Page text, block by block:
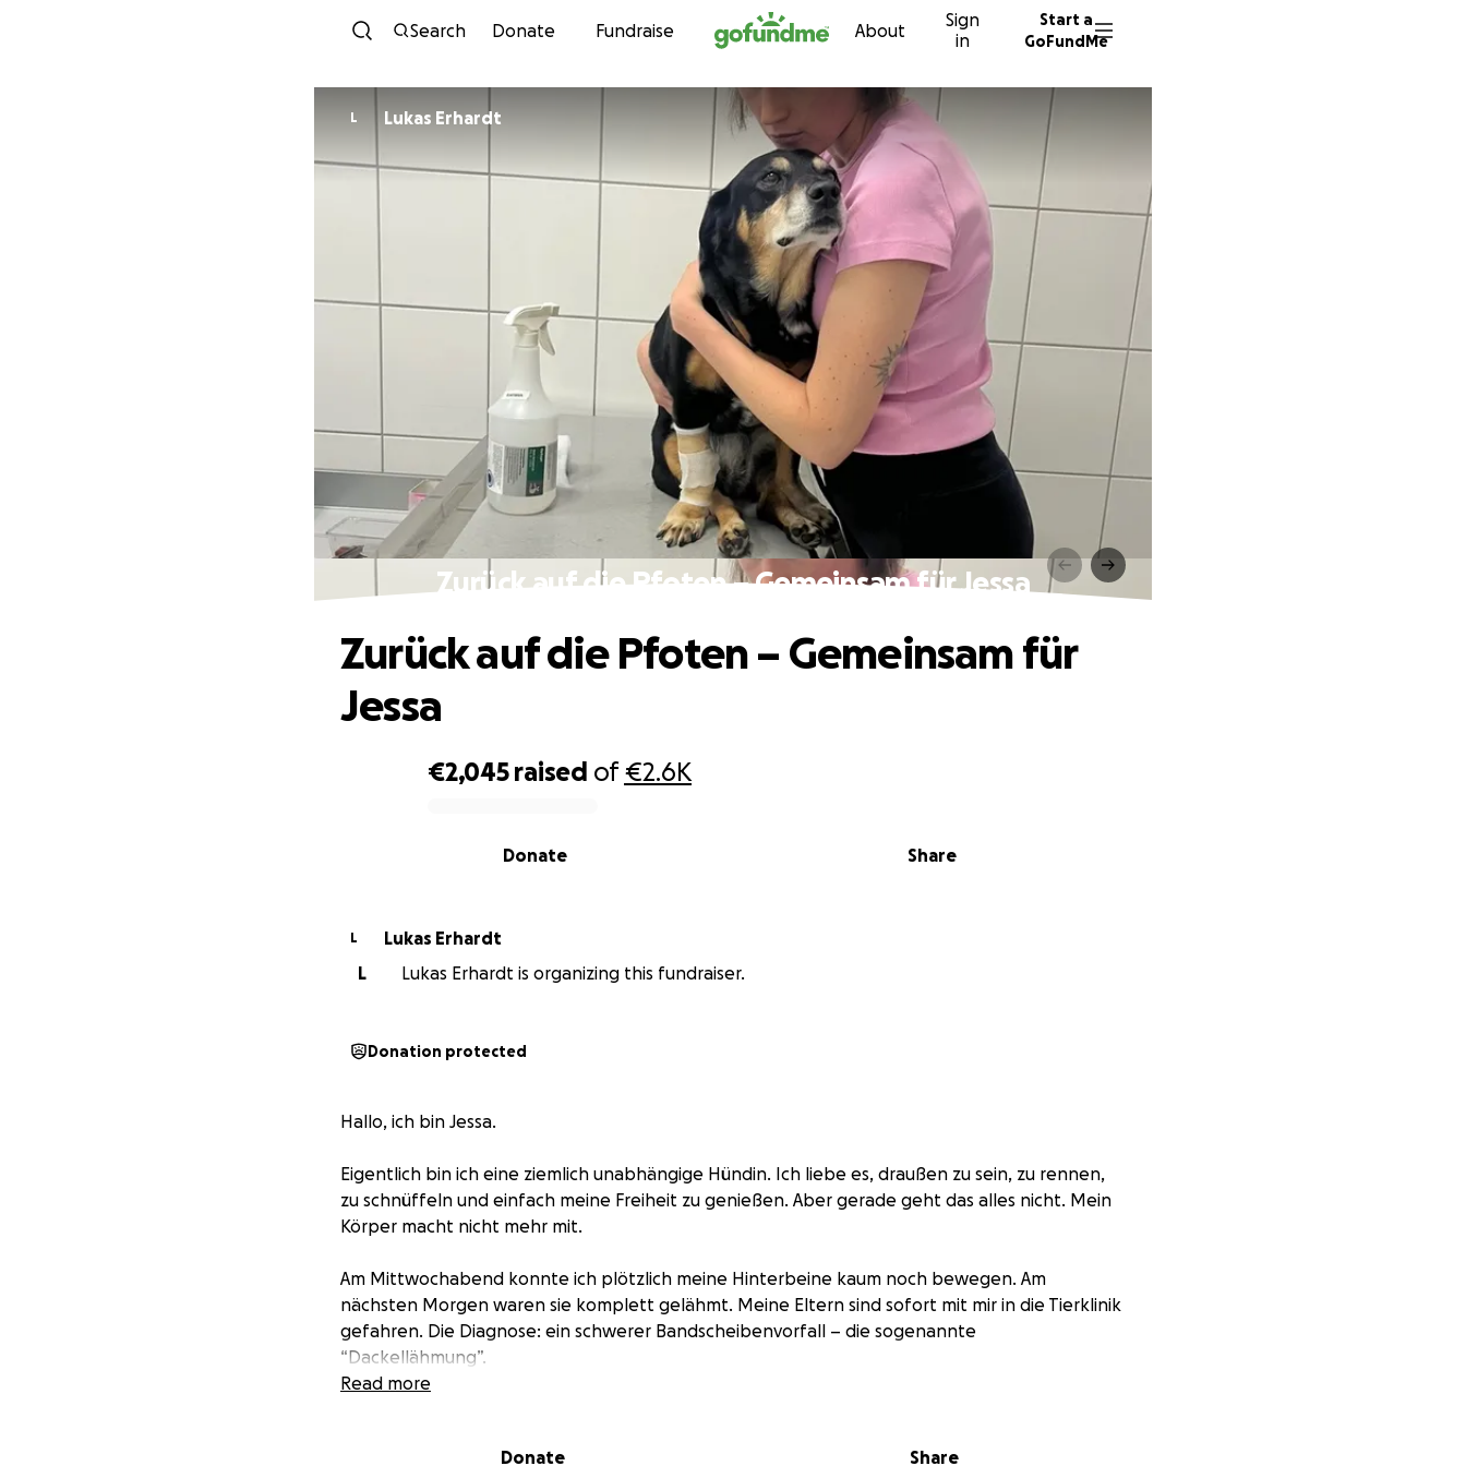
Skip to content
Search Donate Fundraise About
Sign
in
Start a
GoFundMe
L Lukas Erhardt
Zurück auf die Pfoten – Gemeinsam für Jessa
€2,045 raised of€2.6K
Share
Donate
Zurück auf die Pfoten – Gemeinsam für
Jessa
L
Lukas Erhardt
L
Lukas Erhardt is organizing this fundraiser.
Donation protected
Hallo, ich bin Jessa.
Eigentlich bin ich eine ziemlich unabhängige Hündin. Ich liebe es, draußen zu sein, zu rennen,
zu schnüffeln und einfach meine Freiheit zu genießen. Aber gerade geht das alles nicht. Mein
Körper macht nicht mehr mit.
Am Mittwochabend konnte ich plötzlich meine Hinterbeine kaum noch bewegen. Am
nächsten Morgen waren sie komplett gelähmt. Meine Eltern sind sofort mit mir in die Tierklinik
gefahren. Die Diagnose: ein schwerer Bandscheibenvorfall – die sogenannte
“Dackellähmung”.
Physiotherapie und ganz viel Zuspruch. Aber der Weg zurück auf meine Pfoten ist lang – und
Read more
Donate Share